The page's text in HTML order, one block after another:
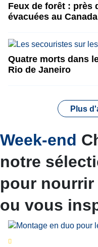
Feux de forêt : près
évacuées au Canada
Quatre morts dans
Rio de Janeiro
Plus
Week-end
notre
pour
ou vous